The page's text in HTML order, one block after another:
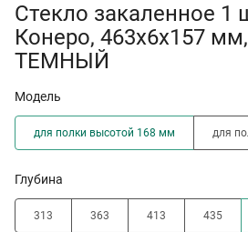
Стекло закаленное 1
Конеро, 463х6х157
ТЕМНЫЙ
Модель
для полки высотой 168 мм для
Глубина
313 363 413 435